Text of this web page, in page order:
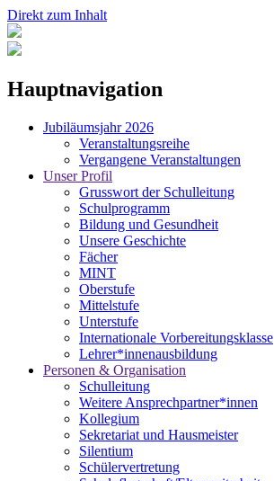
Direkt zum Inhalt
Hauptnavigation
Jubiläumsjahr 2026
Veranstaltungsreihe
Vergangene Veranstaltungen
Unser Profil
Grusswort der Schulleitung
Schulprogramm
Bildung und Gesundheit
Unsere Geschichte
Fächer
MINT
Oberstufe
Mittelstufe
Unterstufe
Internationale Vorbereitungsklasse
Lehrer*innenausbildung
Personen & Organisation
Schulleitung
Weitere Ansprechpartner*innen
Kollegium
Sekretariat und Hausmeister
Silentium
Schülervertretung